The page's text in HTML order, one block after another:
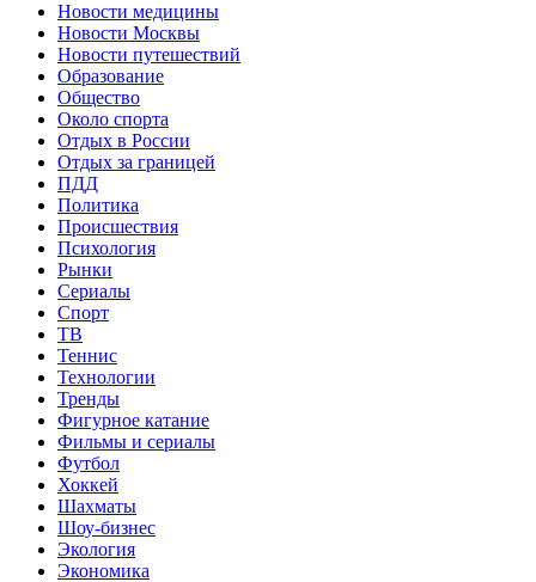
Новости медицины
Новости Москвы
Новости путешествий
Образование
Общество
Около спорта
Отдых в России
Отдых за границей
ПДД
Политика
Происшествия
Психология
Рынки
Сериалы
Спорт
ТВ
Теннис
Технологии
Тренды
Фигурное катание
Фильмы и сериалы
Футбол
Хоккей
Шахматы
Шоу-бизнес
Экология
Экономика